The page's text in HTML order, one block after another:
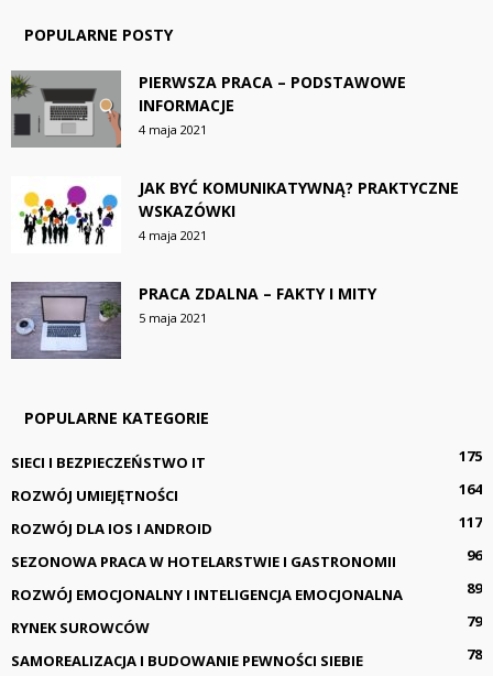
POPULARNE POSTY
PIERWSZA PRACA – PODSTAWOWE
INFORMACJE
4 maja 2021
JAK BYĆ KOMUNIKATYWNĄ? PRAKTYCZNE
WSKAZÓWKI
4 maja 2021
PRACA ZDALNA – FAKTY I MITY
5 maja 2021
POPULARNE KATEGORIE
SIECI I BEZPIECZEŃSTWO IT
175
ROZWÓJ UMIEJĘTNOŚCI
164
ROZWÓJ DLA IOS I ANDROID
117
SEZONOWA PRACA W HOTELARSTWIE I GASTRONOMII
96
ROZWÓJ EMOCJONALNY I INTELIGENCJA EMOCJONALNA
89
RYNEK SUROWCÓW
79
SAMOREALIZACJA I BUDOWANIE PEWNOŚCI SIEBIE
78